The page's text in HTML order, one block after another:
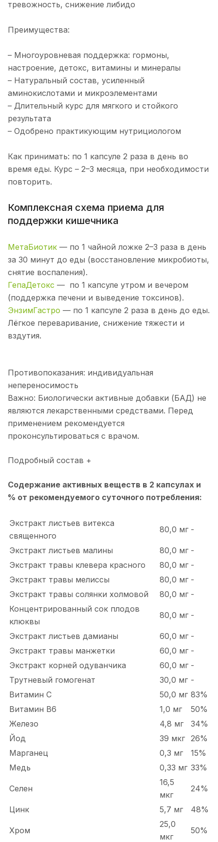
тревожность, снижение либидо
Преимущества:
– Многоуровневая поддержка: гормоны,
настроение, детокс, витамины и минералы
– Натуральный состав, усиленный
аминокислотами и микроэлементами
– Длительный курс для мягкого и стойкого
результата
– Одобрено практикующим нутрициологом
Как принимать: по 1 капсуле 2 раза в день во
время еды. Курс – 2–3 месяца, при необходимости
повторить.
Комплексная схема приема для
поддержки кишечника
МетаБиотик — по 1 чайной ложке 2–3 раза в день
за 30 минут до еды (восстановление микробиоты,
снятие воспаления).
ГепаДетокс — по 1 капсуле утром и вечером
(поддержка печени и выведение токсинов).
ЭнзимГастро — по 1 капсуле 2 раза в день до еды.
Лёгкое переваривание, снижение тяжести и
вздутия.
Противопоказания: индивидуальная
непереносимость
Важно: Биологически активные добавки (БАД) не
являются лекарственными средствами. Перед
применением рекомендуется
проконсультироваться с врачом.
Подробный состав +
Содержание активных веществ в 2 капсулах и
% от рекомендуемого суточного потребления:
Экстракт листьев витекса
священного
80,0 мг -
Экстракт листьев малины 80,0 мг -
Экстракт травы клевера красного
80,0 мг -
Экстракт травы мелиссы
80,0 мг -
Экстракт травы солянки холмовой
80,0 мг -
Концентрированный сок плодов
клюквы
80,0 мг -
Экстракт листьев дамианы 60,0 мг -
Экстракт травы манжетки
60,0 мг -
Экстракт корней одуванчика
60,0 мг -
Трутневый гомогенат
30,0 мг -
Витамин С
50,0 мг 83%
Витамин В6
1,0 мг
50%
Железо
4,8 мг
34%
Йод
39 мкг 26%
Марганец
0,3 мг
15%
Медь
0,33 мг 33%
Селен
16,5
мкг
24%
Цинк 5,7 мг 48%
Хром
25,0
мкг
50%